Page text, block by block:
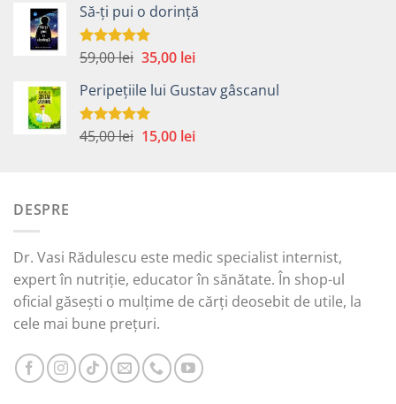
a
fost:
45,00 lei.
este:
Să-ți pui o dorință
Evaluat la
59,00lei Prețul
a
fost:
59,00 lei.
35,00 leiPrețul
este:
Peripețiile lui Gustav gâscanul
Evaluat la
45,00lei Prețul
15,00 leiPrețul
DESPRE
Dr. Vasi Rădulescu este medic specialist internist,
expert în nutriție, educator în sănătate. În shop-ul
oficial găsești o mulțime de cărți deosebit de utile, la
cele mai bune prețuri.